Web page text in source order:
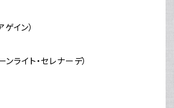
イン）
イト・セレナーデ）